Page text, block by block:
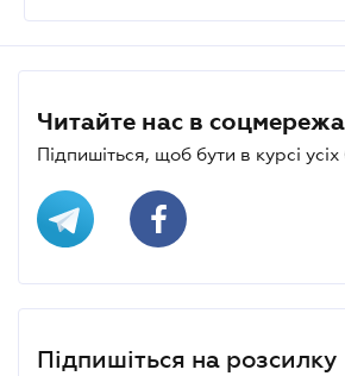
Читайте нас в
Підпишіться, щоб бути в курсі
Підпишіться на розсилку